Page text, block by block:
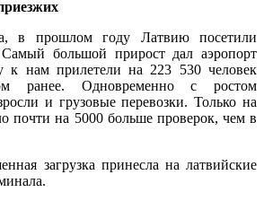
в прошлом году Латвию посетили
большой прирост дал аэропорт
к нам прилетели на 223 530 человек
ранее. Одновременно с ростом
и грузовые перевозки. Только на
почти на 5000 больше проверок, чем в
загрузка принесла на латвийские